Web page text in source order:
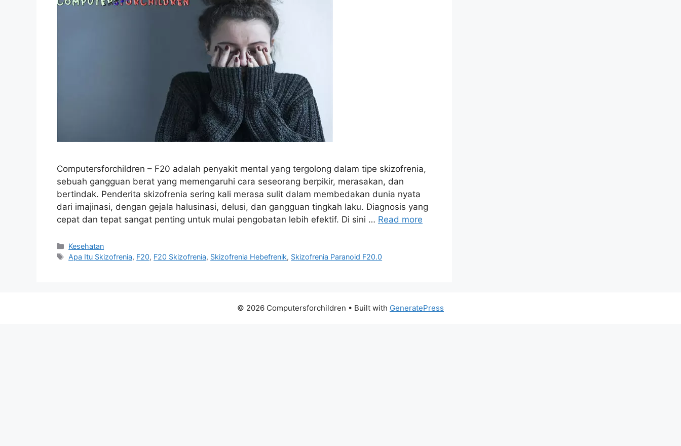
Computersforchildren – F20 adalah penyakit mental yang tergolong dalam tipe skizofrenia,
sebuah gangguan berat yang memengaruhi cara seseorang berpikir, merasakan, dan
bertindak. Penderita skizofrenia sering kali merasa sulit dalam membedakan dunia nyata
dari imajinasi, dengan gejala halusinasi, delusi, dan gangguan tingkah laku. Diagnosis yang
cepat dan tepat sangat penting untuk mulai pengobatan lebih efektif. Di sini … Read more
Categories
Kesehatan
Tags
Apa Itu Skizofrenia, F20, F20 Skizofrenia, Skizofrenia Hebefrenik, Skizofrenia Paranoid F20.0
© 2026 Computersforchildren • Built with GeneratePress